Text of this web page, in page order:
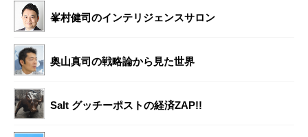
峯村健司のインテリジェンスサロン
奥山真司の戦略論から見た世界
Salt グッチーポストの経済ZAP!!